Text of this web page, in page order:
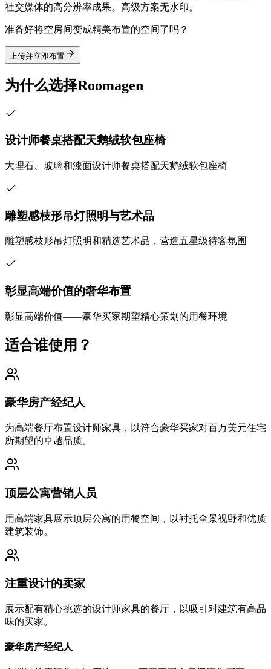
社交媒体的高分辨率成果。高级方案无水印。
准备好将空房间变成精美布置的空间了吗？
上传并立即布置
为什么选择Roomagen
设计师餐桌搭配天鹅绒软包座椅
大理石、玻璃和漆面设计师餐桌搭配天鹅绒软包座椅
雕塑感枝形吊灯照明与艺术品
雕塑感枝形吊灯照明和精选艺术品，营造五星级待客氛围
彰显高端价值的奢华布置
彰显高端价值——豪华买家期望精心策划的用餐环境
适合谁使用？
豪华房产经纪人
为高端餐厅布置设计师家具，以符合豪华买家对百万美元住宅
所期望的卓越品质。
顶层公寓营销人员
用高端家具展示顶层公寓的用餐空间，以衬托全景视野和优质
建筑装饰。
注重设计的卖家
展示配有精心挑选的设计师家具的餐厅，以吸引对建筑有高品
味的买家。
豪华房产经纪人